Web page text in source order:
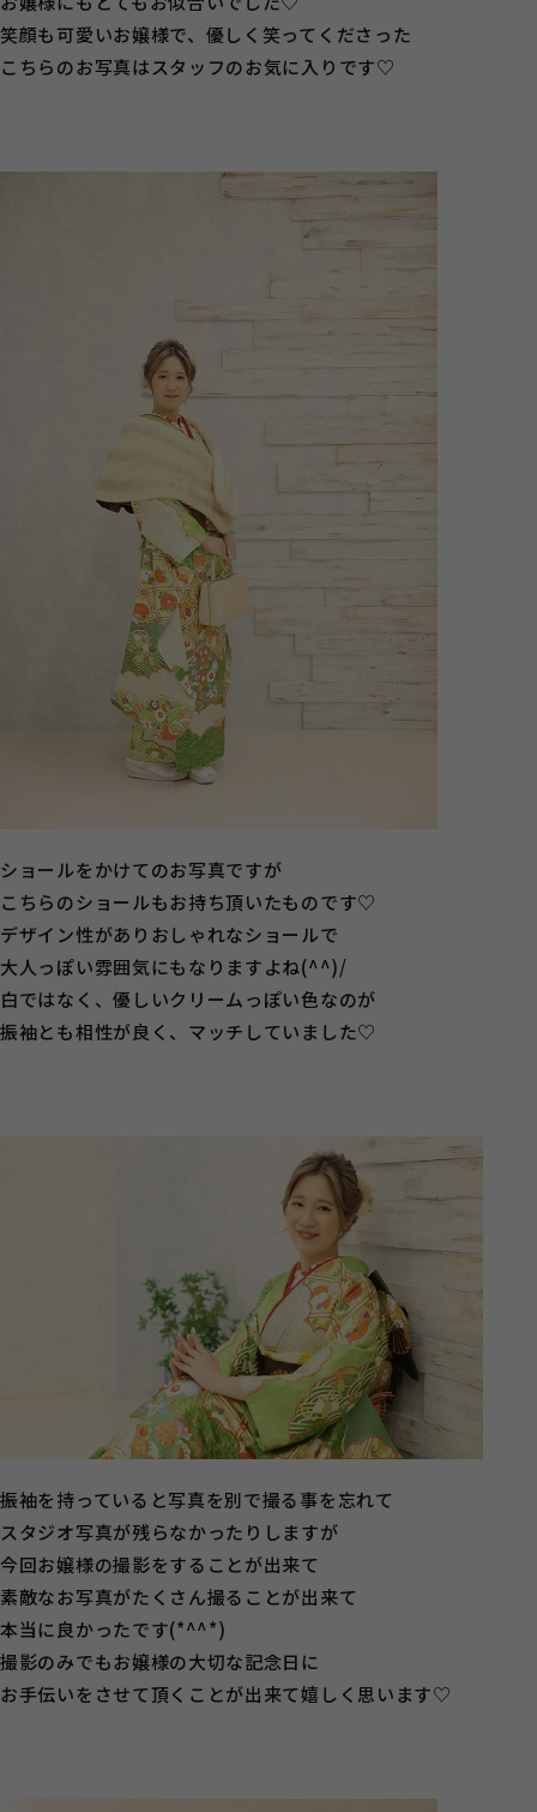
笑顔も可愛いお嬢様で、優しく笑ってくださった
こちらのお写真はスタッフのお気に入りです♡
ショールをかけてのお写真ですが
こちらのショールもお持ち頂いたものです♡
デザイン性がありおしゃれなショールで
大人っぽい雰囲気にもなりますよね(^^)/
白ではなく、優しいクリームっぽい色なのが
振袖とも相性が良く、マッチしていました♡
振袖を持っていると写真を別で撮る事を忘れて
スタジオ写真が残らなかったりしますが
今回お嬢様の撮影をすることが出来て
素敵なお写真がたくさん撮ることが出来て
本当に良かったです(*^^*)
撮影のみでもお嬢様の大切な記念日に
お手伝いをさせて頂くことが出来て嬉しく思います♡